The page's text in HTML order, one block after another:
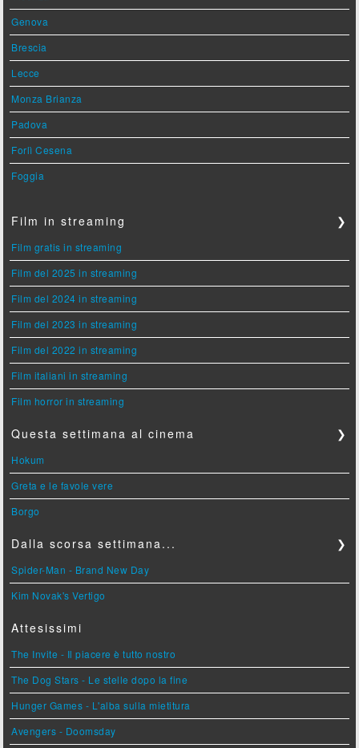
Genova
Brescia
Lecce
Monza Brianza
Padova
Forlì Cesena
Foggia
Film in streaming ❯
Film gratis in streaming
Film del 2025 in streaming
Film del 2024 in streaming
Film del 2023 in streaming
Film del 2022 in streaming
Film italiani in streaming
Film horror in streaming
Questa settimana al cinema ❯
Hokum
Greta e le favole vere
Borgo
Dalla scorsa settimana... ❯
Spider-Man - Brand New Day
Kim Novak's Vertigo
Attesissimi
The Invite - Il piacere è tutto nostro
The Dog Stars - Le stelle dopo la fine
Hunger Games - L'alba sulla mietitura
Avengers - Doomsday